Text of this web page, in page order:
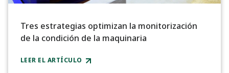
Tres estrategias optimizan la monitorización
de la condición de la maquinaria
LEER EL ARTÍCULO